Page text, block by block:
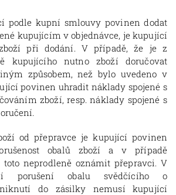
podle kupní smlouvy povinen dodat
kupujícím v objednávce, je kupující
při dodání. V případě, že je z
kupujícího nutno zboží doručovat
způsobem, než bylo uvedeno v
povinen uhradit náklady spojené s
zboží, resp. náklady spojené s
od přepravce je kupující povinen
obalů zboží a v případě
neprodleně oznámit přepravci. V
porušení obalu svědčícího o
do zásilky nemusí kupující